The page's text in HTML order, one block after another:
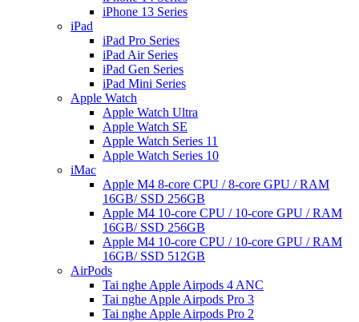
iPhone 13 Series
iPad
iPad Pro Series
iPad Air Series
iPad Gen Series
iPad Mini Series
Apple Watch
Apple Watch Ultra
Apple Watch SE
Apple Watch Series 11
Apple Watch Series 10
iMac
Apple M4 8-core CPU / 8-core GPU / RAM
16GB/ SSD 256GB
Apple M4 10-core CPU / 10-core GPU / RAM
16GB/ SSD 256GB
Apple M4 10-core CPU / 10-core GPU / RAM
16GB/ SSD 512GB
AirPods
Tai nghe Apple Airpods 4 ANC
Tai nghe Apple Airpods Pro 3
Tai nghe Apple Airpods Pro 2